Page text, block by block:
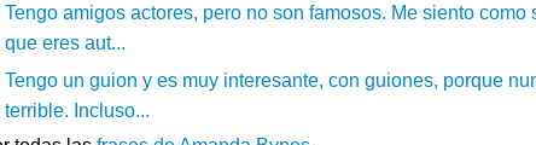
Tengo amigos actores, pero no son famosos. Me siento
que eres aut...
Tengo un guion y es muy interesante, con guiones, porque
terrible. Incluso...